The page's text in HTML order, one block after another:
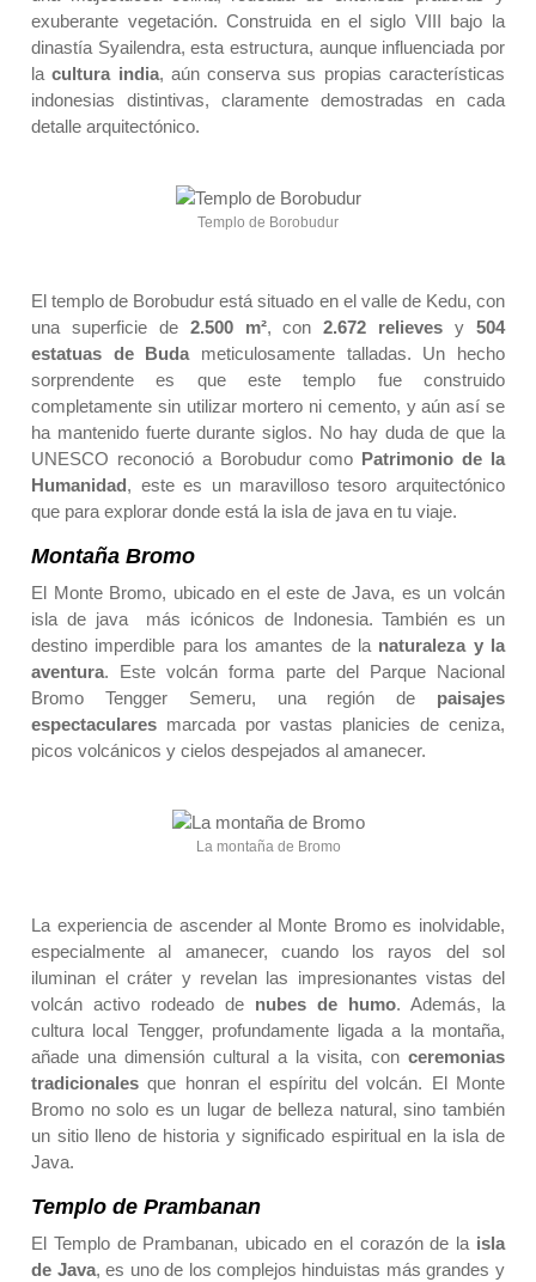
exuberante vegetación. Construida en el siglo VIII bajo la
dinastía Syailendra, esta estructura, aunque influenciada por
lacultura india, aún conserva sus propias características
indonesias distintivas, claramente demostradas en cada
detalle arquitectónico.
Templo de Borobudur
El templo de Borobudur está situado en el valle de Kedu, con
una superficie de 2.500 m², con2.672 relieves y 504
estatuas de Buda meticulosamente talladas. Un hecho
sorprendente es que este templo fue construido
completamente sin utilizar mortero ni cemento, y aún así se
ha mantenido fuerte durante siglos. No hay duda de que la
UNESCO reconoció a Borobudur como Patrimonio de la
Humanidad, este es un maravilloso tesoro arquitectónico
que para explorar dondeestá la isla de java en tu viaje.
Montaña Bromo
El Monte Bromo, ubicado en el este de Java, es un volcán
isla de java
más icónicos de Indonesia. También es un
destino imperdible para los amantes de la naturaleza y la
aventura. Este volcán forma parte del Parque Nacional
Bromo Tengger Semeru, una región de paisajes
espectaculares marcada por vastas planicies de ceniza,
picos volcánicos y cielos despejados al amanecer.
La montaña de Bromo
La experiencia de ascender al Monte Bromo es inolvidable,
especialmente al amanecer, cuando los rayos del sol
iluminan el cráter y revelan las impresionantes vistas del
volcán activo rodeado de nubes de humo. Además, la
cultura local Tengger, profundamente ligada a la montaña,
añade una dimensión cultural a la visita, conceremonias
tradicionales que honran el espíritu del volcán. El Monte
Bromo no solo es un lugar de belleza natural, sino también
un sitio lleno de historia y significado espiritual en la isla de
Java.
Templo de Prambanan
El Templo de Prambanan, ubicado en el corazón de la isla
de Java, es uno de los complejos hinduistas más grandes y